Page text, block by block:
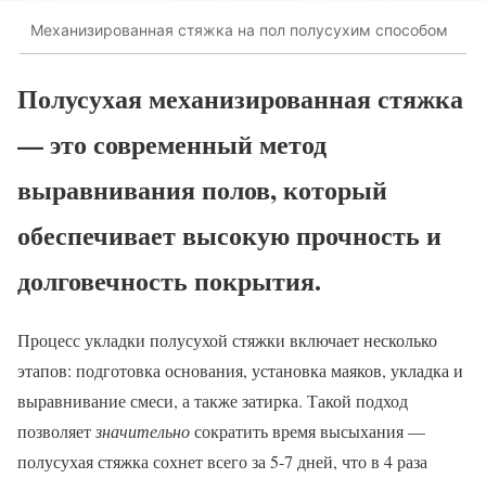
Механизированная стяжка на пол полусухим способом
Полусухая механизированная стяжка
— это современный метод
выравнивания полов, который
обеспечивает высокую прочность и
долговечность покрытия.
Процесс укладки полусухой стяжки включает несколько
этапов: подготовка основания, установка маяков, укладка и
выравнивание смеси, а также затирка. Такой подход
позволяетзначительносократить время высыхания —
полусухая стяжка сохнет всего за 5-7 дней, что в 4 раза